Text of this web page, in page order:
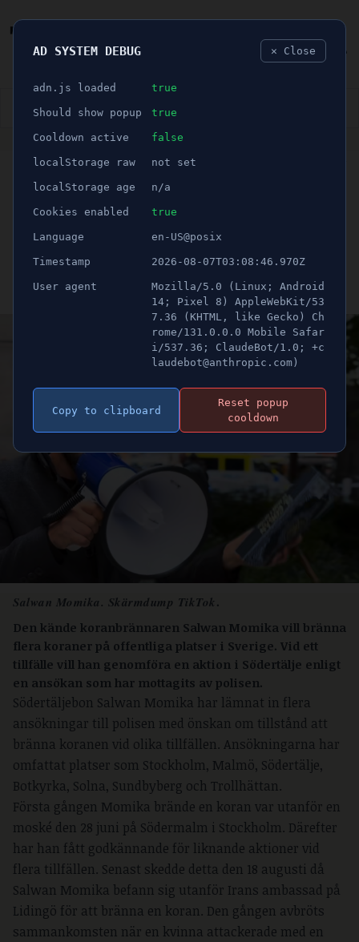
👮🏻‍♂️ BLÅLJUS ÅSIKTER SPORT
ANNONS
Ansöker om
"Sverigeturné" – Vill
bränna koran i Södertälje
Publicerad 2 september 2023 06:00
Salwan Momika. Skärmdump TikTok.
Den kände koranbrännaren Salwan Momika vill bränna
flera koraner på offentliga platser i Sverige. Vid ett
tillfälle vill han genomföra en aktion i Södertälje enligt
en ansökan som har mottagits av polisen.
Södertäljebon Salwan Momika har lämnat in flera
ansökningar till polisen med önskan om tillstånd att
bränna koranen vid olika tillfällen. Ansökningarna har
omfattat platser som Stockholm, Malmö, Södertälje,
Botkyrka, Solna, Sundbyberg och Trollhättan.
Första gången Momika brände en koran var utanför en
moské den 28 juni på Södermalm i Stockholm. Därefter
har han fått godkännande för liknande aktioner vid
flera tillfällen. Senast skedde detta den 18 augusti då
Salwan Momika befann sig utanför Irans ambassad på
Lidingö för att bränna en koran. Den gången avbröts
sammankomsten när en kvinna attackerade med en
AD SYSTEM DEBUG ✕ Close
adn.js loaded true
Should show popup true
Cooldown active false
localStorage raw not set
localStorage age n/a
Cookies enabled true
Language en-US@posix
Timestamp 2026-08-07T03:08:46.970Z
User agent
Mozilla/5.0 (Linux; Android
14; Pixel 8) AppleWebKit/53
7.36 (KHTML, like Gecko) Ch
rome/131.0.0.0 Mobile Safar
i/537.36; ClaudeBot/1.0; +c
laudebot@anthropic.com)
Copy to clipboard
Reset popup
cooldown